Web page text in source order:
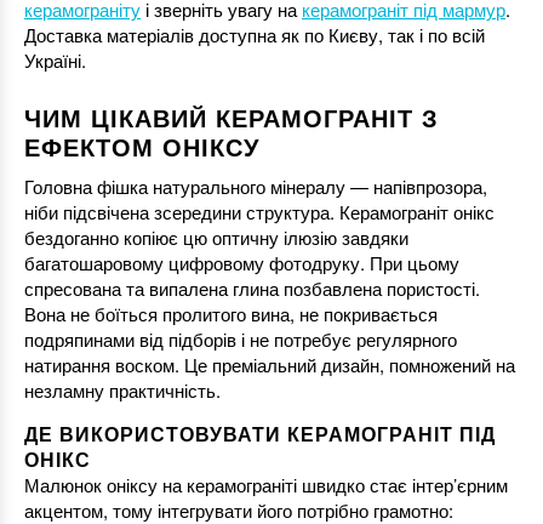
керамограніту і зверніть увагу на керамограніт під мармур.
Доставка матеріалів доступна як по Києву, так і по всій
Україні.
ЧИМ ЦІКАВИЙ КЕРАМОГРАНІТ З
ЕФЕКТОМ ОНІКСУ
Головна фішка натурального мінералу — напівпрозора,
ніби підсвічена зсередини структура. Керамограніт онікс
бездоганно копіює цю оптичну ілюзію завдяки
багатошаровому цифровому фотодруку. При цьому
спресована та випалена глина позбавлена пористості.
Вона не боїться пролитого вина, не покривається
подряпинами від підборів і не потребує регулярного
натирання воском. Це преміальний дизайн, помножений на
незламну практичність.
ДЕ ВИКОРИСТОВУВАТИ КЕРАМОГРАНІТ ПІД
ОНІКС
Малюнок оніксу на керамограніті швидко стає інтер’єрним
акцентом, тому інтегрувати його потрібно грамотно: